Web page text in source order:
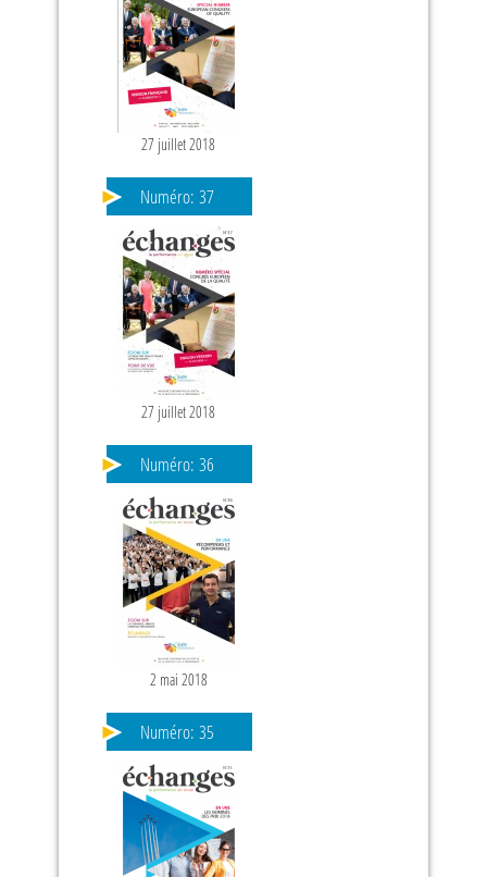
27 juillet 2018
Numéro: 37
27 juillet 2018
Numéro: 36
2 mai 2018
Numéro: 35